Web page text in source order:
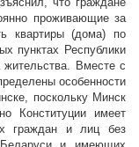
проживающие за
квартиры (дома) по
пунктах Республики
жительства. Вместе с
особенности
поскольку Минск
Конституции имеет
граждан и лиц без